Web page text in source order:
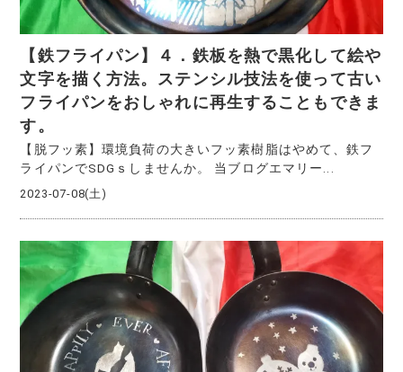
【鉄フライパン】４．鉄板を熱で黒化して絵や
文字を描く方法。ステンシル技法を使って古い
フライパンをおしゃれに再生することもできま
す。
【脱フッ素】環境負荷の大きいフッ素樹脂はやめて、鉄フ
ライパンでSDGｓしませんか。 当ブログエマリー...
2023-07-08(土)